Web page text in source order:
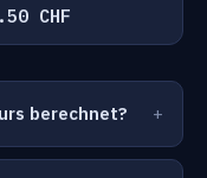
CHF
berechnet?